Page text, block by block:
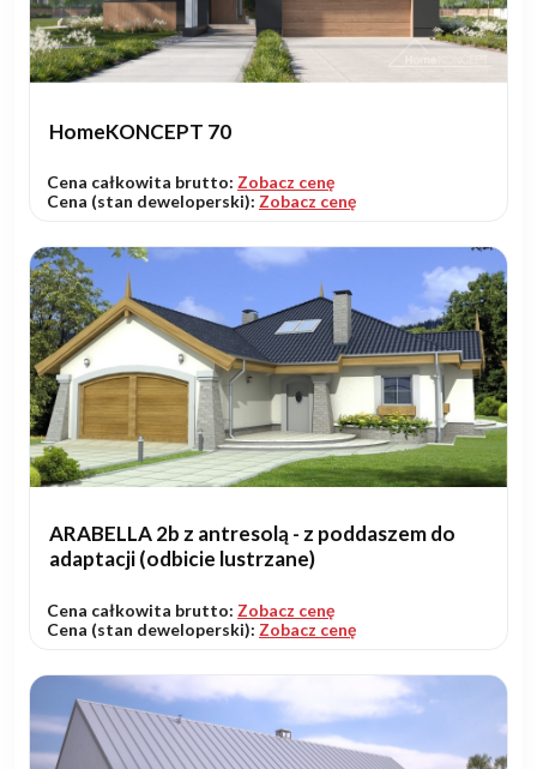
HomeKONCEPT 70
Cena całkowita brutto: Zobacz cenę
Cena (stan deweloperski): Zobacz cenę
ARABELLA 2b z antresolą - z poddaszem do
adaptacji (odbicie lustrzane)
Cena całkowita brutto: Zobacz cenę
Cena (stan deweloperski): Zobacz cenę